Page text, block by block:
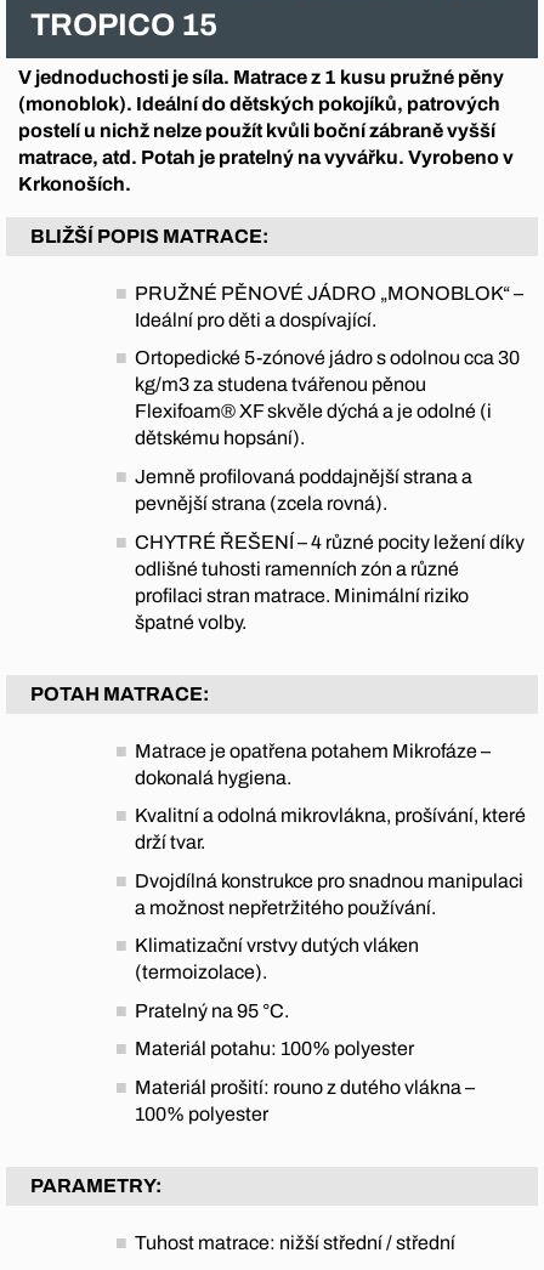
TROPICO 15
V jednoduchosti je síla. Matrace z 1 kusu pružné pěny
(monoblok). Ideální do dětských pokojíků, patrových
postelí u nichž nelze použít kvůli boční zábraně vyšší
matrace, atd. Potah je pratelný na vyvářku. Vyrobeno v
Krkonoších.
BLIŽŠÍ POPIS MATRACE:
PRUŽNÉ PĚNOVÉ JÁDRO „MONOBLOK“ –
Ideální pro děti a dospívající.
Ortopedické 5-zónové jádro s odolnou cca 30
kg/m3 za studena tvářenou pěnou
Flexifoam® XF skvěle dýchá a je odolné (i
dětskému hopsání).
Jemně profilovaná poddajnější strana a
pevnější strana (zcela rovná).
CHYTRÉ ŘEŠENÍ – 4 různé pocity ležení díky
odlišné tuhosti ramenních zón a různé
profilaci stran matrace. Minimální riziko
špatné volby.
POTAH MATRACE:
Matrace je opatřena potahem Mikrofáze –
dokonalá hygiena.
Kvalitní a odolná mikrovlákna, prošívání, které
drží tvar.
Dvojdílná konstrukce pro snadnou manipulaci
a možnost nepřetržitého používání.
Klimatizační vrstvy dutých vláken
(termoizolace).
Pratelný na 95 °C.
Materiál potahu: 100% polyester
Materiál prošití: rouno z dutého vlákna –
100% polyester
PARAMETRY:
Tuhost matrace: nižší střední / střední